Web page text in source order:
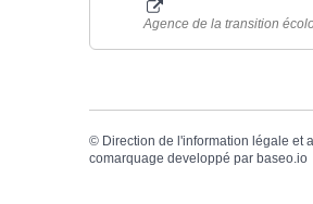
Agence de la transition
© Direction de l'information légale et
comarquage developpé par baseo.io